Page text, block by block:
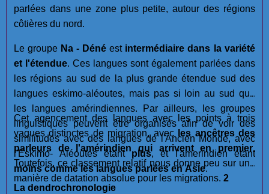
parlées dans une zone plus petite, autour des régions
côtières du nord.
Le groupe Na - Déné est intermédiaire dans la variété
et l'étendue. Ces langues sont également parlées dans
les régions au sud de la plus grande étendue sud des
langues eskimo-aléoutes, mais pas si loin au sud que
les langues amérindiennes. Par ailleurs, les groupes
linguistiques peuvent être organisés afin de voir des
similitudes avec des langues de l'Ancien Monde, avec
l'Eskimo- Aléoutes êtantplus, et l'amerindien étant
moins comme les langues parlées en Asie.
Cet agencement des langues avec les points à trois
vagues distinctes de migration, avec les ancêtres des
parleurs de l'amérindien qui arrivent en premier.
Toutefois, ce classement relatif nous donne peu sur une
manière de datation absolue pour les migrations. 2
La dendrochronologie